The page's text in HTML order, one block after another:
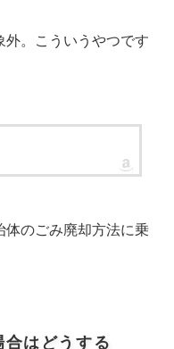
外。こういうやつです
体のごみ廃却方法に乗
はどうする